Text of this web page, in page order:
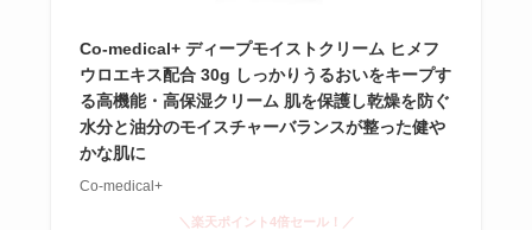
Co-medical+ ディープモイストクリーム ヒメフ
ウロエキス配合 30g しっかりうるおいをキープす
る高機能・高保湿クリーム 肌を保護し乾燥を防ぐ
水分と油分のモイスチャーバランスが整った健や
かな肌に
Co-medical+
＼楽天ポイント4倍セール！／